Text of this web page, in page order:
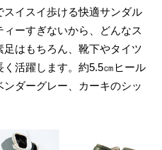
イスイ歩ける快適サンダル
ーすぎないから、どんなス
はもちろん、靴下やタイツ
活躍します。約5.5㎝ヒール
ダーグレー、カーキのシッ